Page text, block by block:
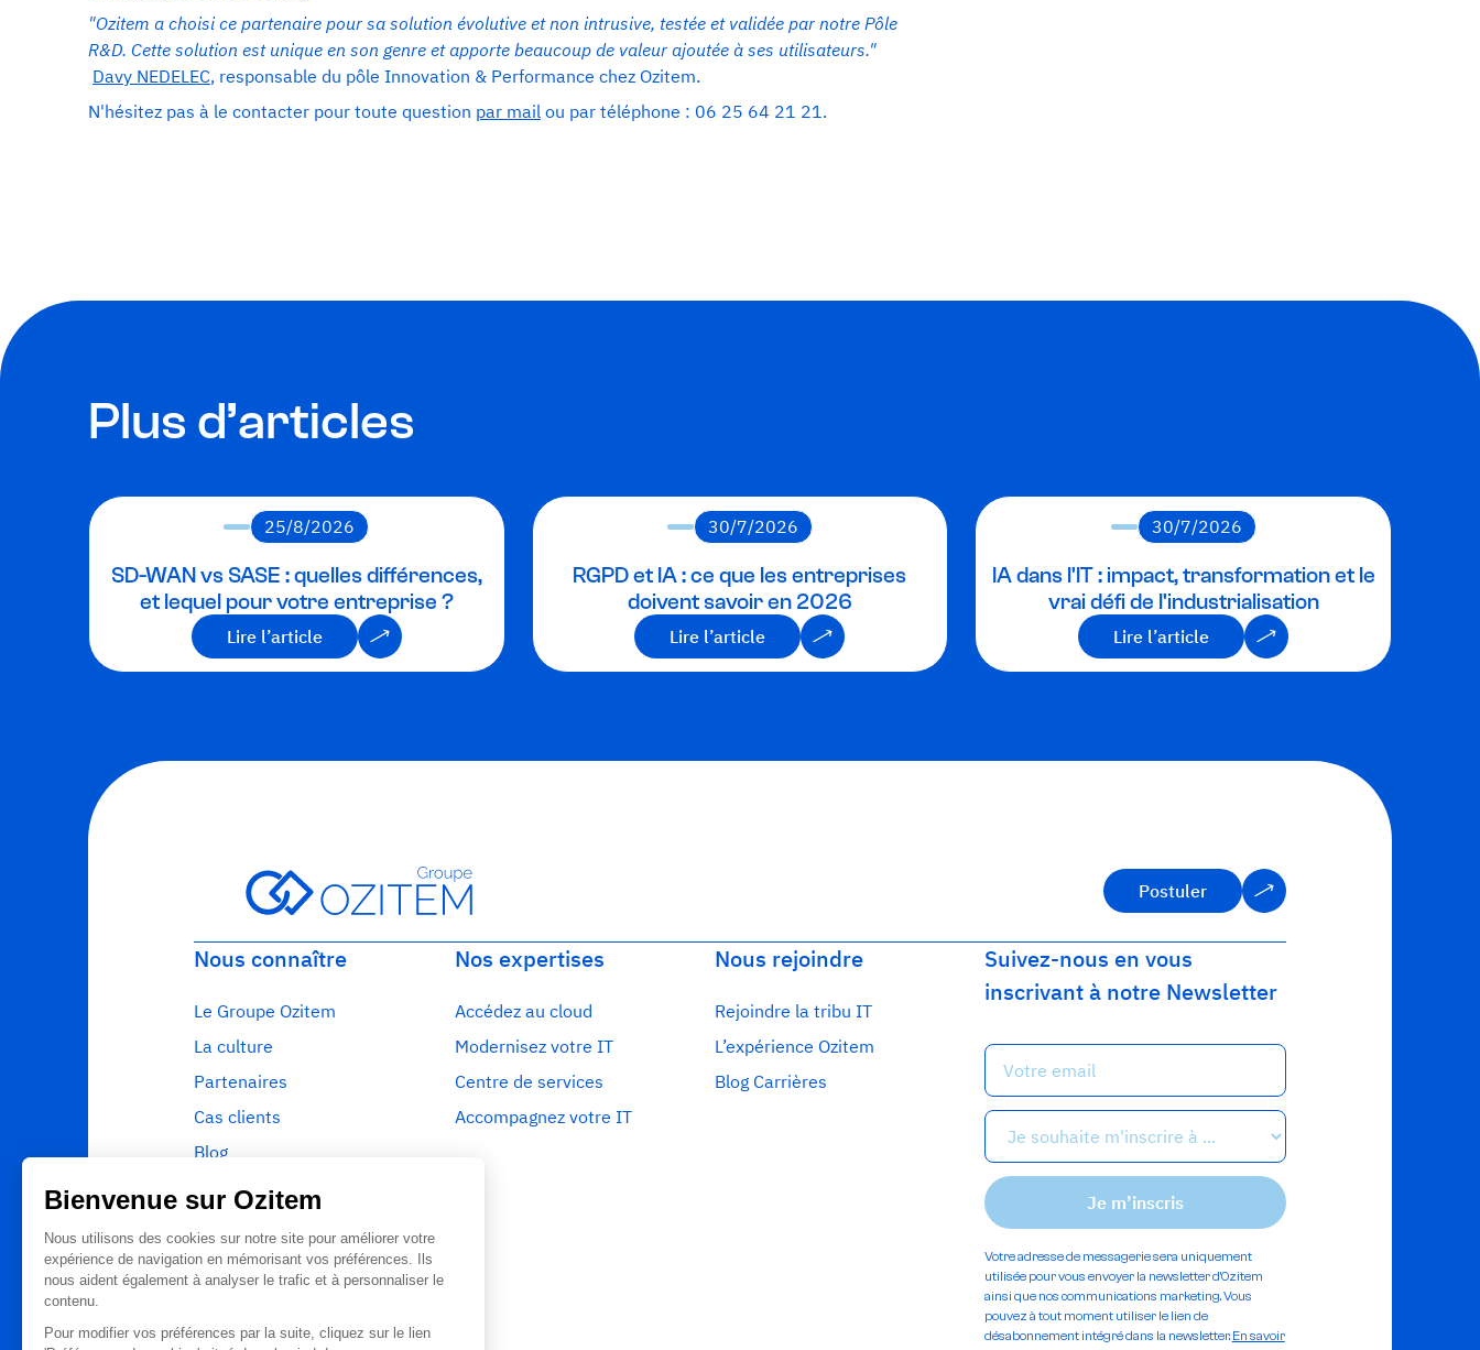
"Ozitem a choisi ce partenaire pour sa solution évolutive et non intrusive, testée et validée par notre Pôle
R&D. Cette solution est unique en son genre et apporte beaucoup de valeur ajoutée à ses utilisateurs."
Davy NEDELEC, responsable du pôle Innovation & Performance chez Ozitem.
N'hésitez pas à le contacter pour toute question par mail ou par téléphone : 06 25 64 21 21.
Plus d’articles
25/8/2026
SD-WAN vs SASE : quelles différences,
et lequel pour votre entreprise ?
Lire l’article
Lire l’article
30/7/2026
RGPD et IA : ce que les entreprises
doivent savoir en 2026
Lire l’article
Lire l’article
30/7/2026
IA dans l'IT : impact, transformation et le
vrai défi de l'industrialisation
Lire l’article
Lire l’article
Postuler
Postuler
Nous connaître
Le Groupe Ozitem
La culture
Partenaires
Cas clients
Blog
Ressources
Contact
Nos expertises
Accédez au cloud
Modernisez votre IT
Centre de services
Accompagnez votre IT
Nous rejoindre
Rejoindre la tribu IT
L’expérience Ozitem
Blog Carrières
Suivez-nous en vous
inscrivant à notre Newsletter
Votre adresse de messagerie sera uniquement
utilisée pour vous envoyer la newsletter d'Ozitem
ainsi que nos communications marketing. Vous
pouvez à tout moment utiliser le lien de
désabonnement intégré dans la newsletter. En savoir